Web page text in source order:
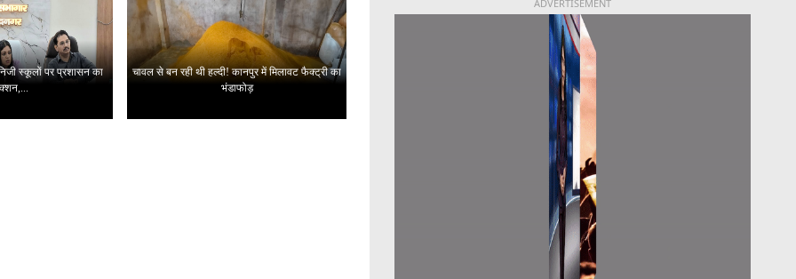
स्कूलों पर प्रशासन का
चावल से बन रही थी हल्दी! कानपुर में मिलावट फैक्ट्री का
भंडाफोड़
ADVERTISEMENT